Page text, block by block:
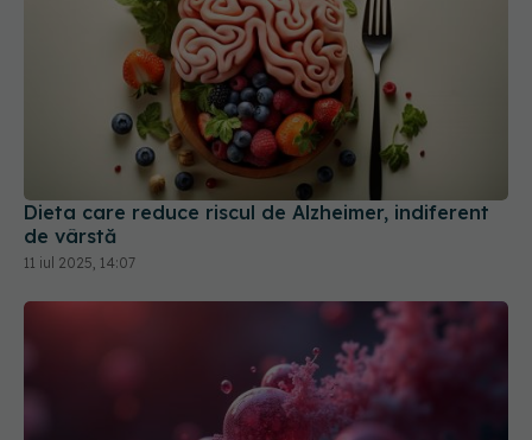
Dieta care reduce riscul de Alzheimer, indiferent
de vârstă
11 iul 2025, 14:07